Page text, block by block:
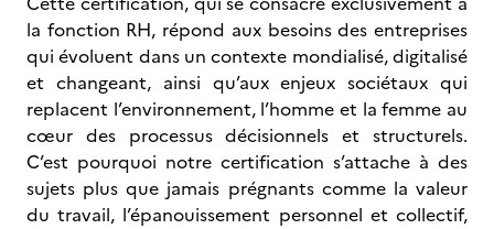
la fonction RH, répond aux besoins des entreprises
qui évoluent dans un contexte mondialisé, digitalisé
et changeant, ainsi qu’aux enjeux sociétaux qui
replacent l’environnement, l’homme et la femme au
cœur des processus décisionnels et structurels.
C’est pourquoi notre certification s’attache à des
sujets plus que jamais prégnants comme la valeur
du travail, l’épanouissement personnel et collectif,